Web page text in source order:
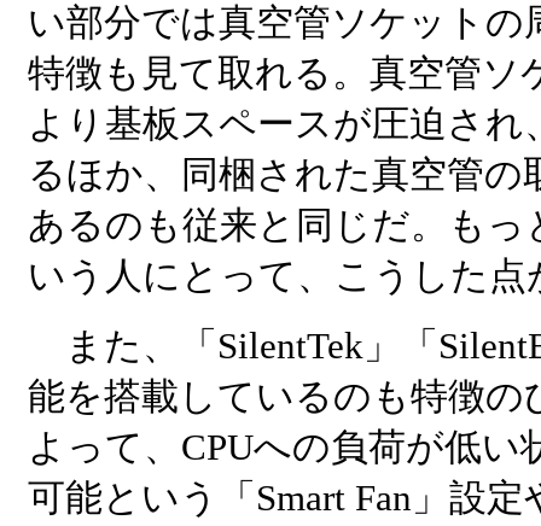
い部分では真空管ソケット
特徴も見て取れる。真空管
より基板スペースが圧迫さ
るほか、同梱された真空管
あるのも従来と同じだ。も
いう人にとって、こうした
また、「SilentTek」「
能を搭載しているのも特徴
よって、CPUへの負荷が低
可能という「Smart Fan」設